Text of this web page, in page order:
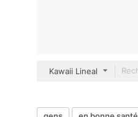
Kawaii Lineal